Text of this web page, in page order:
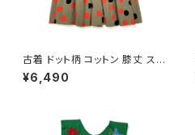
古着 ドット柄 コットン 膝丈 スカ
ート 茶 (ba2607006)
¥6,490